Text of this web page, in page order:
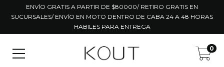
ENVÍO GRATIS A PARTIR DE $80000/ RETIRO GRATIS EN
SUCURSALES/ ENVÍO EN MOTO DENTRO DE CABA 24 A 48 HORAS
HABILES PARA ENTREGA
0